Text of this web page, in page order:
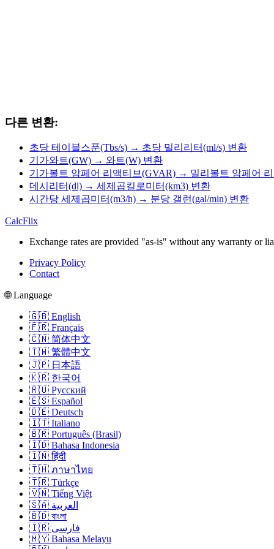
다른 변환:
초당 테이블스푼(Tbs/s) → 초당 밀리리터(ml/s) 변환
기가와트(GW) → 와트(W) 변환
기가볼트 암페어 리액티브(GVAR) → 밀리볼트 암페어
데시리터(dl) → 세제곱킬로미터(km3) 변환
시간당 세제곱미터(m3/h) → 분당 갤런(gal/min) 변환
CalcFlix
Exchange rates are provided "as-is" without any warranty or
Privacy Policy
Contact
🌐 Language
🇬🇧 English
🇫🇷 Français
🇨🇳 简体中文
🇹🇼 繁體中文
🇯🇵 日本語
🇰🇷 한국어
🇷🇺 Русский
🇪🇸 Español
🇩🇪 Deutsch
🇮🇹 Italiano
🇧🇷 Português (Brasil)
🇮🇩 Bahasa Indonesia
🇮🇳 हिंदी
🇹🇭 ภาษาไทย
🇹🇷 Türkçe
🇻🇳 Tiếng Việt
🇸🇦 العربية
🇧🇩 বাংলা
🇮🇷 فارسی
🇲🇾 Bahasa Melayu